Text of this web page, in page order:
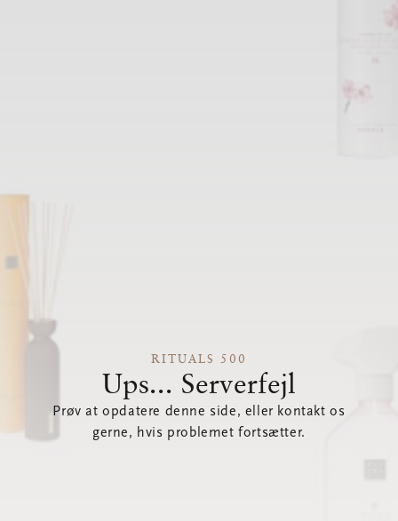
RITUALS 500
Ups... Serverfejl
Prøv at opdatere denne side, eller kontakt os
gerne, hvis problemet fortsætter.